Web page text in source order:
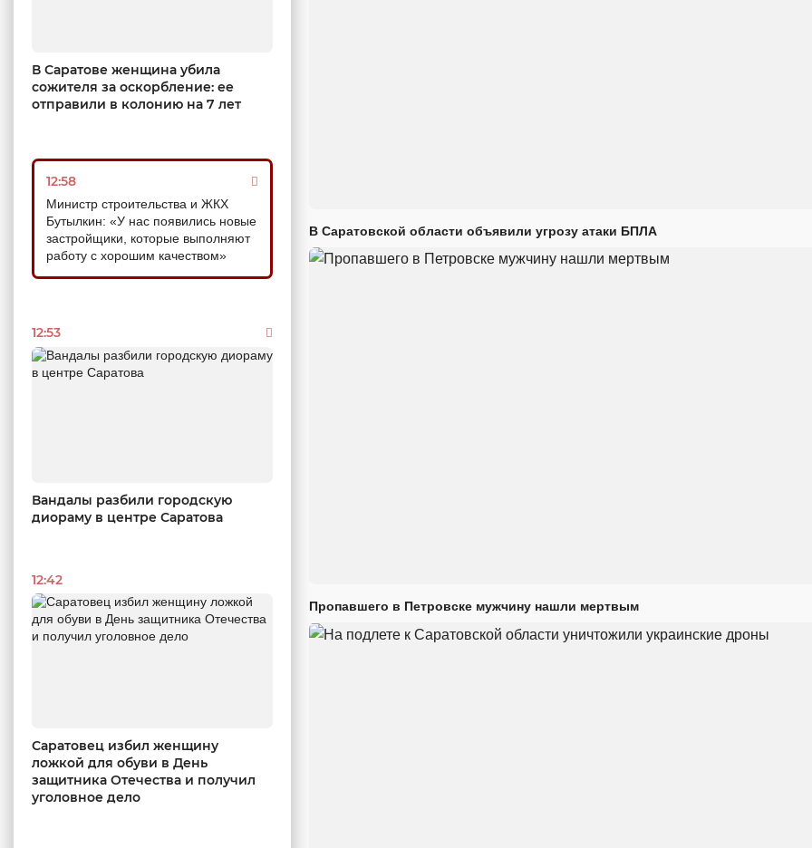
В Саратове женщина убила
сожителя за оскорбление: ее
отправили в колонию на 7 лет
12:58
Министр строительства и ЖКХ
Бутылкин: «У нас появились новые
застройщики, которые выполняют
работу с хорошим качеством»
12:53
Вандалы разбили городскую
диораму в центре Саратова
12:42
Саратовец избил женщину
ложкой для обуви в День
защитника Отечества и получил
уголовное дело
В Саратовской области объявили угрозу атаки БПЛА
Пропавшего в Петровске мужчину нашли мертвым